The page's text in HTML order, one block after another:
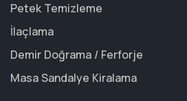
Petek Temizleme
İlaçlama
Demir Doğrama / Ferforje
Masa Sandalye Kiralama